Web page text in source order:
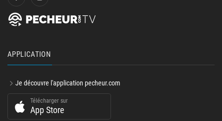
APPLICATION
Je découvre l'application pecheur.com
Télécharger sur
App Store